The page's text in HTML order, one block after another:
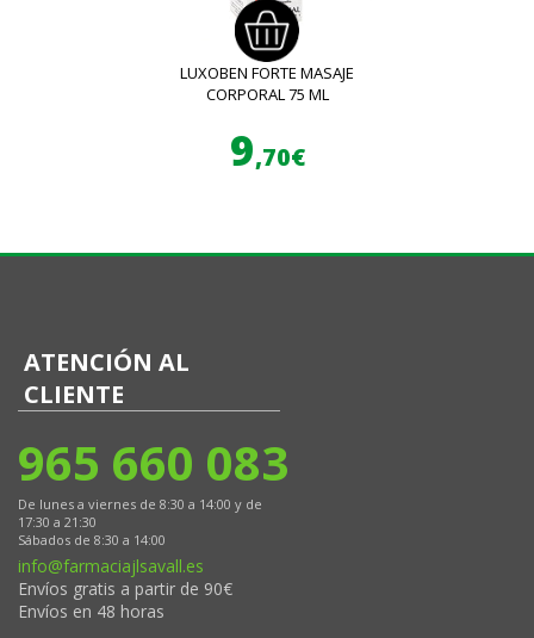
LUXOBEN FORTE MASAJE
CORPORAL 75 ML
9,70€
ATENCIÓN AL
CLIENTE
965 660 083
De lunes a viernes de 8:30 a 14:00 y de
17:30 a 21:30
Sábados de 8:30 a 14:00
info@farmaciajlsavall.es
Envíos gratis a partir de 90€
Envíos en 48 horas